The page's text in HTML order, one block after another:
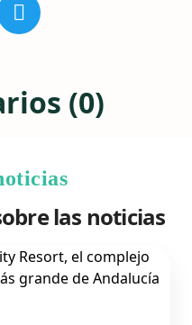
(0)
las noticias